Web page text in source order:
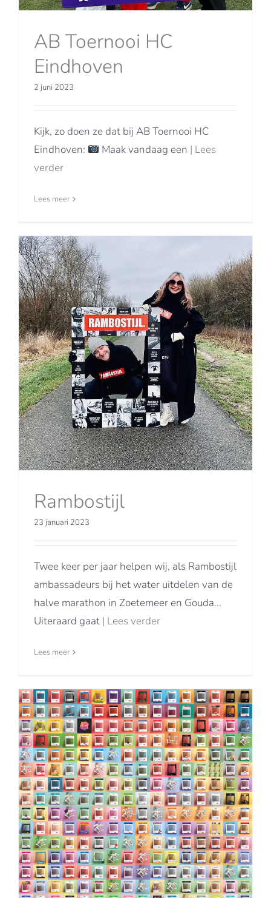
AB Toernooi HC
Eindhoven
2 juni 2023
Kijk, zo doen ze dat bij AB Toernooi HC
Eindhoven:
Maak vandaag een | Lees
verder
Lees meer
Rambostijl
23 januari 2023
Twee keer per jaar helpen wij, als Rambostijl
ambassadeurs bij het water uitdelen van de
halve marathon in Zoetemeer en Gouda...
Uiteraard gaat | Lees verder
Lees meer